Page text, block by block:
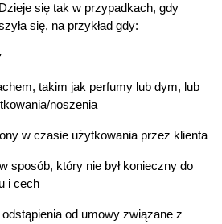
się tak w przypadkach, gdy
się, na przykład gdy:
takim jak perfumy lub dym, lub
noszenia
w czasie użytkowania przez klienta
sposób, który nie był konieczny do
i cech
od umowy związane z